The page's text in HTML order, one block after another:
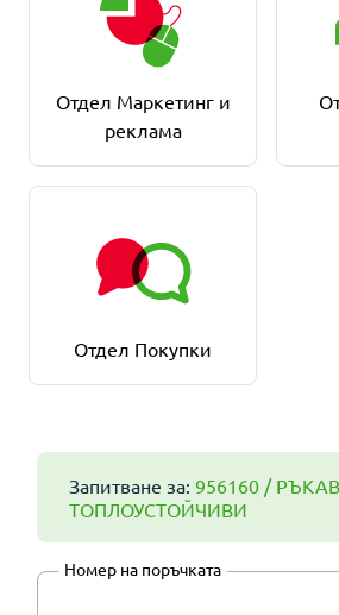
Отдел Маркетинг и
реклама
Отдел Покупки
Запитване за: 956160 /
ТОПЛОУСТОЙЧИВИ
Номер на поръчката